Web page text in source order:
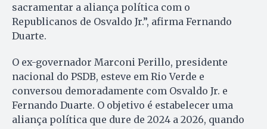
sacramentar a aliança política com o
Republicanos de Osvaldo Jr.”, afirma Fernando
Duarte.
O ex-governador Marconi Perillo, presidente
nacional do PSDB, esteve em Rio Verde e
conversou demoradamente com Osvaldo Jr. e
Fernando Duarte. O objetivo é estabelecer uma
aliança política que dure de 2024 a 2026, quando